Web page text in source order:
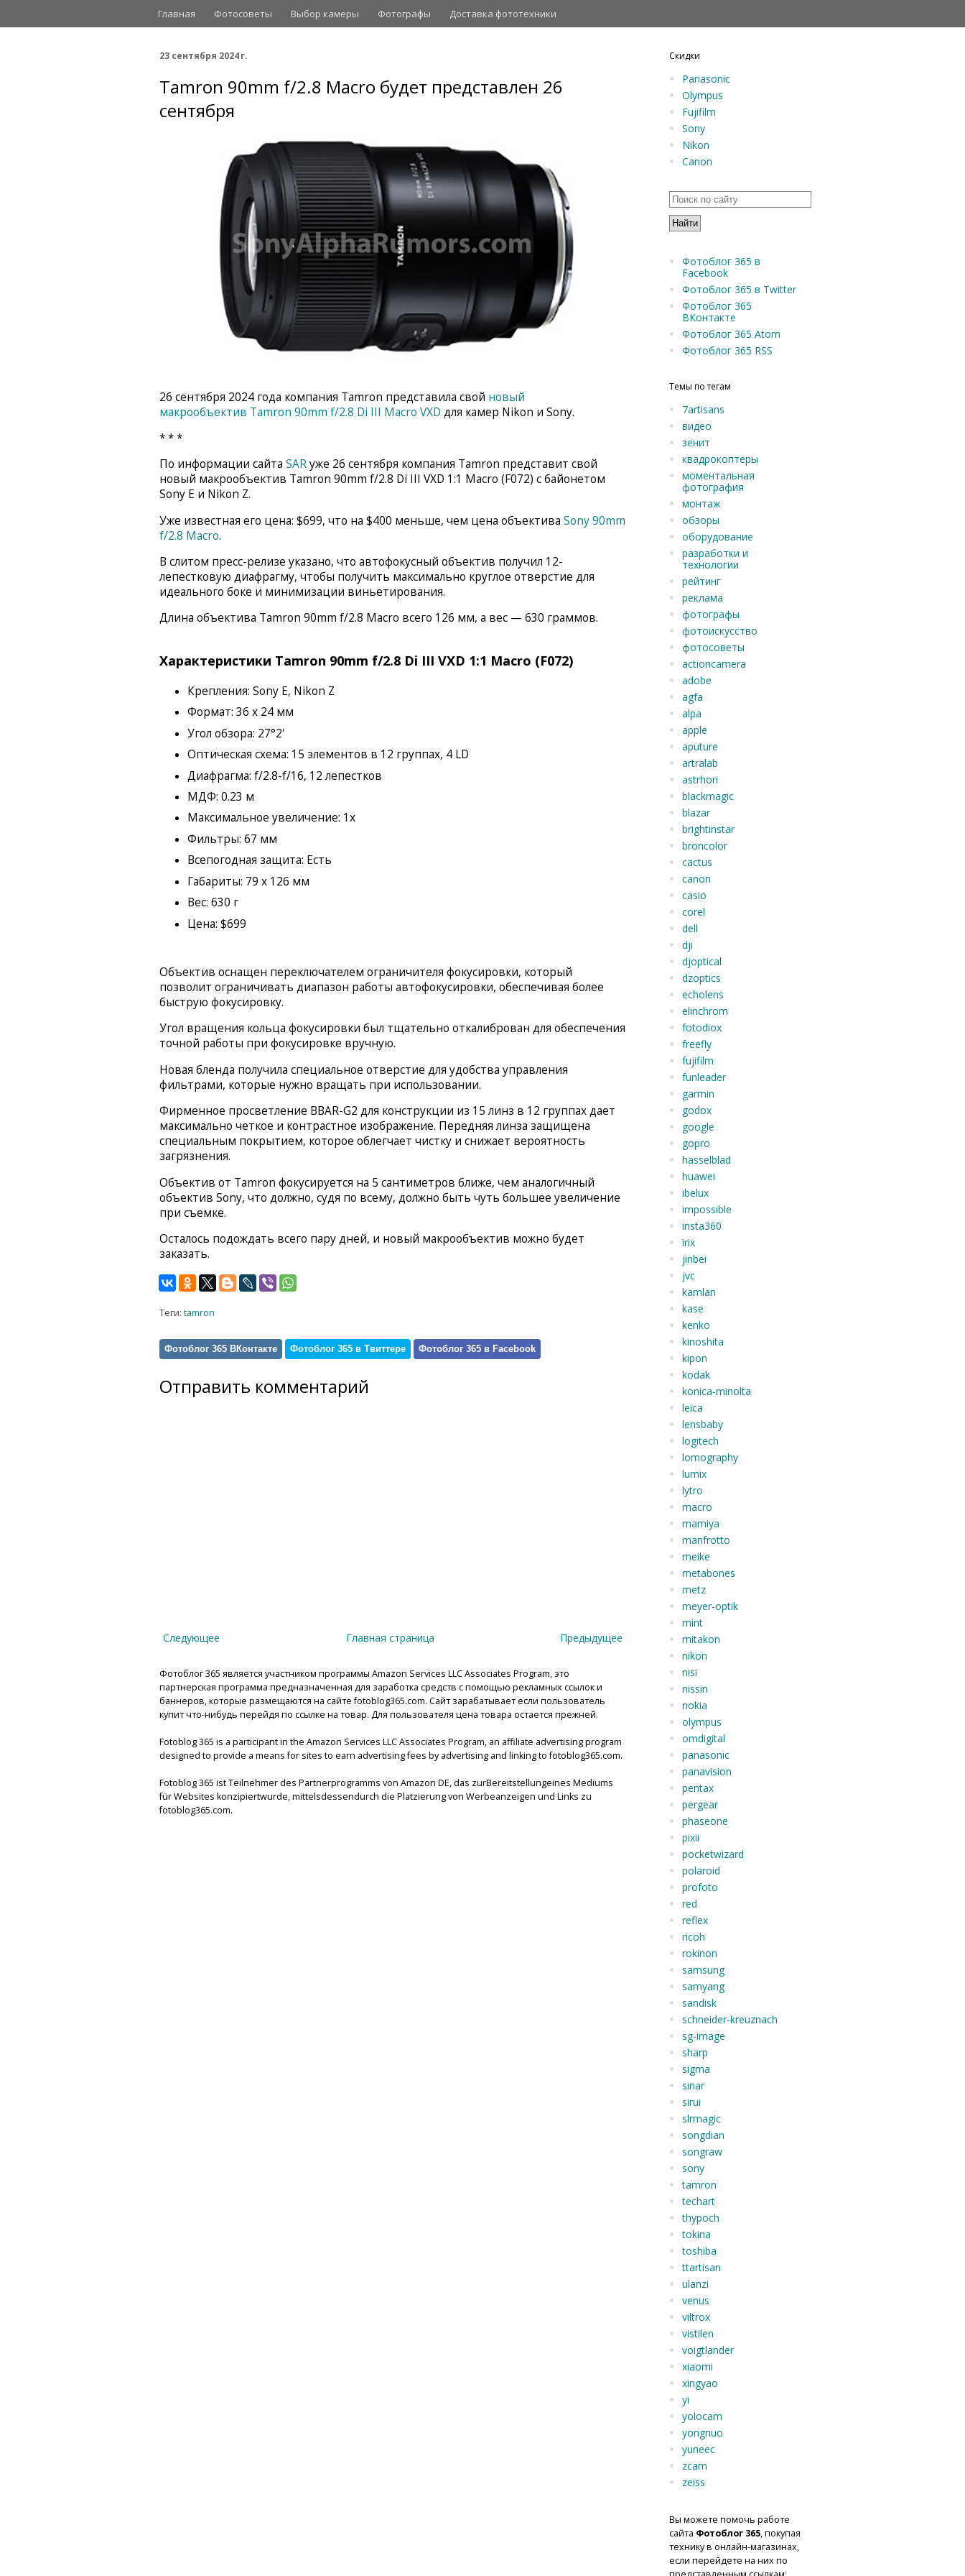
Главная Фотосоветы Выбор камеры Фотографы Доставка фототехники
23 сентября 2024 г.
Tamron 90mm f/2.8 Macro будет представлен 26
сентября
26 сентября 2024 года компания Tamron представила свой новый
макрообъектив Tamron 90mm f/2.8 Di III Macro VXD для камер Nikon и Sony.
* * *
По информации сайта SARуже 26 сентября компания Tamron представит свой
новый макрообъектив Tamron 90mm f/2.8 Di III VXD 1:1 Macro (F072) с байонетом
Sony E и Nikon Z.
Уже известная его цена: $699, что на $400 меньше, чем цена объектива Sony 90mm
f/2.8 Macro.
В слитом пресс-релизе указано, что автофокусный объектив получил 12-
лепестковую диафрагму, чтобы получить максимально круглое отверстие для
идеального боке и минимизации виньетирования.
Длина объектива Tamron 90mm f/2.8 Macro всего 126 мм, а вес — 630 граммов.
Характеристики Tamron 90mm f/2.8 Di III VXD 1:1 Macro (F072)
Крепления: Sony E, Nikon Z
Формат: 36 x 24 мм
Угол обзора: 27°2'
Оптическая схема: 15 элементов в 12 группах, 4 LD
Диафрагма: f/2.8-f/16, 12 лепестков
МДФ: 0.23 м
Максимальное увеличение: 1x
Фильтры: 67 мм
Всепогодная защита: Есть
Габариты: 79 x 126 мм
Вес: 630 г
Цена: $699
Объектив оснащен переключателем ограничителя фокусировки, который
позволит ограничивать диапазон работы автофокусировки, обеспечивая более
быструю фокусировку.
Угол вращения кольца фокусировки был тщательно откалиброван для обеспечения
точной работы при фокусировке вручную.
Новая бленда получила специальное отверстие для удобства управления
фильтрами, которые нужно вращать при использовании.
Фирменное просветление BBAR-G2 для конструкции из 15 линз в 12 группах дает
максимально четкое и контрастное изображение. Передняя линза защищена
специальным покрытием, которое облегчает чистку и снижает вероятность
загрязнения.
Объектив от Tamron фокусируется на 5 сантиметров ближе, чем аналогичный
объектив Sony, что должно, судя по всему, должно быть чуть большее увеличение
при съемке.
Осталось подождать всего пару дней, и новый макрообъектив можно будет
заказать.
Теги: tamron
Фотоблог 365 ВКонтакте Фотоблог 365 в Твиттере Фотоблог 365 в Facebook
Отправить комментарий
Следующее Предыдущее
Главная страница
Фотоблог 365 является участником программы Amazon Services LLC Associates Program, это
партнерская программа предназначенная для заработка средств с помощью рекламных ссылок и
баннеров, которые размещаются на сайте fotoblog365.com. Сайт зарабатывает если пользователь
купит что-нибудь перейдя по ссылке на товар. Для пользователя цена товара остается прежней.
Fotoblog 365 is a participant in the Amazon Services LLC Associates Program, an affiliate advertising program
designed to provide a means for sites to earn advertising fees by advertising and linking to fotoblog365.com.
Fotoblog 365 ist Teilnehmer des Partnerprogramms von Amazon DE, das zurBereitstellungeines Mediums
für Websites konzipiertwurde, mittelsdessendurch die Platzierung von Werbeanzeigen und Links zu
fotoblog365.com.
Скидки
Panasonic
Olympus
Fujifilm
Sony
Nikon
Canon
Фотоблог 365 в
Facebook
Фотоблог 365 в Twitter
Фотоблог 365
ВКонтакте
Фотоблог 365 Atom
Фотоблог 365 RSS
Темы по тегам
7artisans
видео
зенит
квадрокоптеры
моментальная
фотография
монтаж
обзоры
оборудование
разработки и
технологии
рейтинг
реклама
фотографы
фотоискусство
фотосоветы
actioncamera
adobe
agfa
alpa
apple
aputure
artralab
astrhori
blackmagic
blazar
brightinstar
broncolor
cactus
canon
casio
corel
dell
dji
djoptical
dzoptics
echolens
elinchrom
fotodiox
freefly
fujifilm
funleader
garmin
godox
google
gopro
hasselblad
huawei
ibelux
impossible
insta360
irix
jinbei
jvc
kamlan
kase
kenko
kinoshita
kipon
kodak
konica-minolta
leica
lensbaby
logitech
lomography
lumix
lytro
macro
mamiya
manfrotto
meike
metabones
metz
meyer-optik
mint
mitakon
nikon
nisi
nissin
nokia
olympus
omdigital
panasonic
panavision
pentax
pergear
phaseone
pixii
pocketwizard
polaroid
profoto
red
reflex
ricoh
rokinon
samsung
samyang
sandisk
schneider-kreuznach
sg-image
sharp
sigma
sinar
sirui
slrmagic
songdian
songraw
sony
tamron
techart
thypoch
tokina
toshiba
ttartisan
ulanzi
venus
viltrox
vistilen
voigtlander
xiaomi
xingyao
yi
yolocam
yongnuo
yuneec
zcam
zeiss
Вы можете помочь работе
сайта Фотоблог 365, покупая
технику в онлайн-магазинах,
если перейдете на них по